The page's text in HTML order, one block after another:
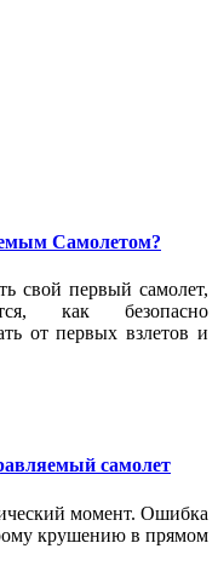
Самолетом?
свой первый самолет,
как безопасно
от первых взлетов и
самолет
момент. Ошибка
крушению в прямом